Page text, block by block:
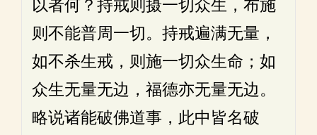
以者何？持戒则摄一切众生，布施
则不能普周一切。持戒遍满无量，
如不杀生戒，则施一切众生命；如
众生无量无边，福德亦无量无边。
略说诸能破佛道事，此中皆名破